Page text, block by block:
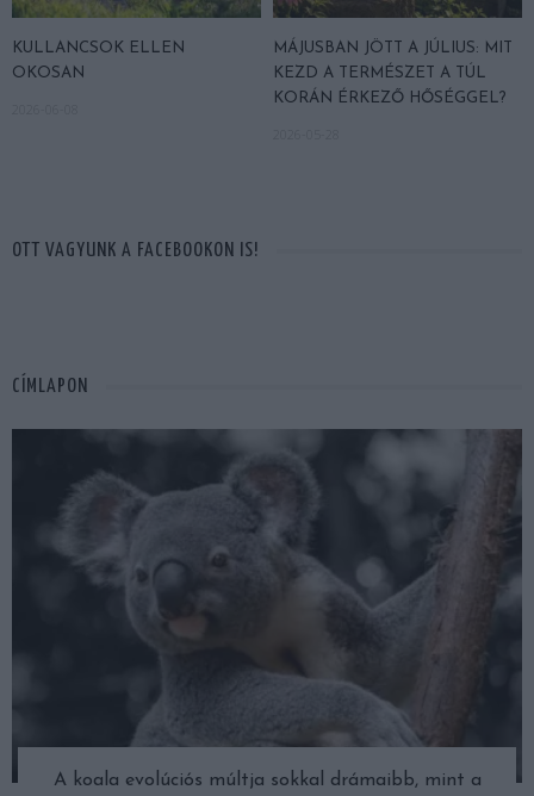
KULLANCSOK ELLEN
OKOSAN
MÁJUSBAN JÖTT A JÚLIUS: MIT
KEZD A TERMÉSZET A TÚL
KORÁN ÉRKEZŐ HŐSÉGGEL?
OTT VAGYUNK A FACEBOOKON IS!
CÍMLAPON
A koala evolúciós múltja sokkal drámaibb, mint a